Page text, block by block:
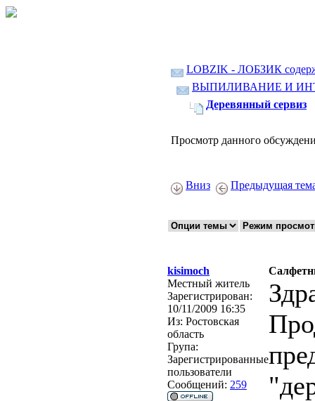
LOBZIK - ЛОБЗИК
ВЫПИЛИВАНИЕ И
Деревянный сервиз
Просмотр данного
Вниз Предыдущая
kisimoch
Местный житель
Зарегистрирован:
10/11/2009 16:35
Из: Ростовская
область
Група:
Зарегистрированные
пользователи
Сообщений: 259